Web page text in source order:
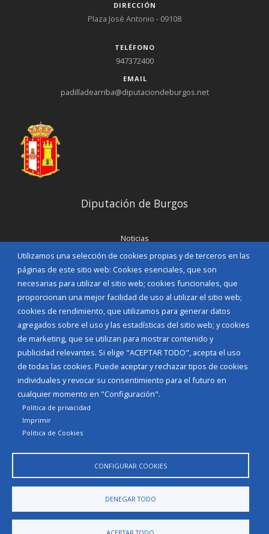
Utilizamos una selección de cookies propias y de terceros en las
páginas de este sitio web: Cookies esenciales, que son
necesarias para utilizar el sitio web; cookies funcionales, que
proporcionan una mejor facilidad de uso al utilizar el sitio web;
cookies de rendimiento, que utilizamos para generar datos
agregados sobre el uso y las estadísticas del sitio web; y cookies
de marketing, que se utilizan para mostrar contenido y
publicidad relevantes. Si elige "ACEPTAR TODO", acepta el uso
de todas las cookies. Puede aceptar y rechazar tipos de cookies
individuales y revocar su consentimiento para el futuro en
cualquier momento en "Configuración".
Política de privacidad
Imprimir
Politica de Cookies
CONFIGURAR COOKIES
DENEGAR TODO
DIRECCIÓN
Plaza José Antonio - 09108
TELÉFONO
947372400
EMAIL
padilladearriba@diputaciondeburgos.net
Diputación de Burgos
Noticias
Eventos
Corporación Municipal
Teléfonos de interés
INICIAR SESIÓN
MAPA WEB